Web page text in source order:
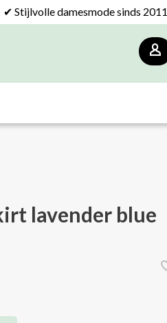
✔ Stijlvolle damesmode sinds 2011
lavender blue